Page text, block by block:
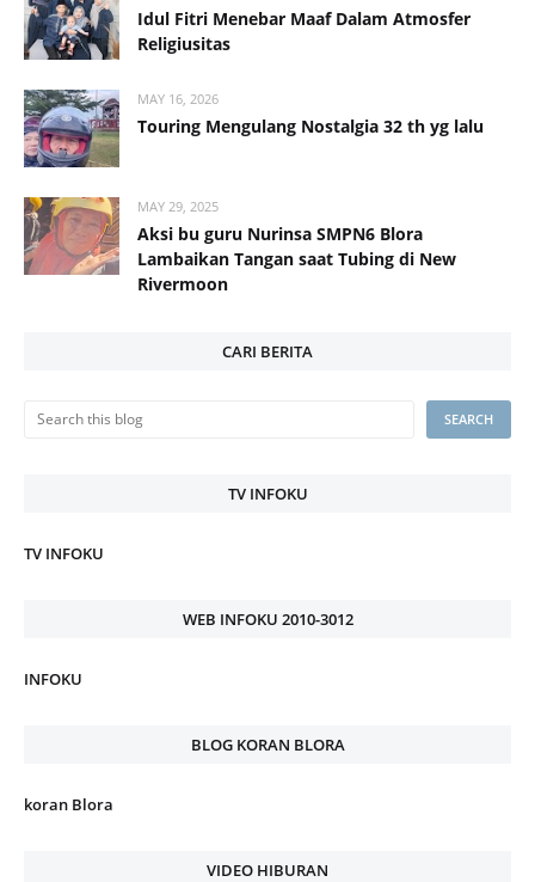
Idul Fitri Menebar Maaf Dalam Atmosfer
Religiusitas
MAY 16, 2026
Touring Mengulang Nostalgia 32 th yg lalu
MAY 29, 2025
Aksi bu guru Nurinsa SMPN6 Blora
Lambaikan Tangan saat Tubing di New
Rivermoon
CARI BERITA
TV INFOKU
TV INFOKU
WEB INFOKU 2010-3012
INFOKU
BLOG KORAN BLORA
koran Blora
VIDEO HIBURAN